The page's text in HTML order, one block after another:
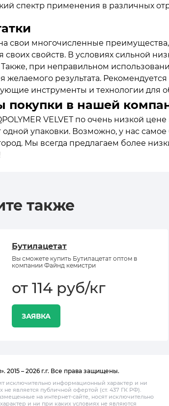
спектр применения в различных
свои многочисленные преимущества,
своих свойств. В условиях сильной
Также, при неправильном
желаемого результата.
инструменты и технологии для
покупки в нашей
VELVET по очень низкой
одной упаковки. Возможно, у нас
Мы всегда предлагаем более
также
Бутилацетат
Вы сможете купить Бутилацетат оптом в
компании Файнд кемистри
от 114 руб/кг
ЗАЯВКА
2015 – 2026 г.г. Все права защищены.
исключительно информационный характер и ни
не является публичной офертой (ст. 437 ГК РФ).
на интернет-сайте, носят исключительно
и ни при каких условиях не являются